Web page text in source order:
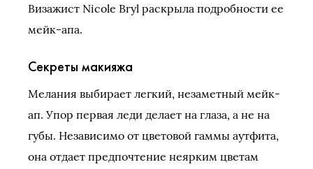
Визажист Nicole Bryl раскрыла подробности ее
мейк-апа.
Секреты макияжа
Мелания выбирает легкий, незаметный мейк-
ап. Упор первая леди делает на глаза, а не на
губы. Независимо от цветовой гаммы аутфита,
она отдает предпочтение неярким цветам